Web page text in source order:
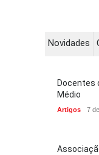
Novidades
Docentes
Médio
Artigos 7